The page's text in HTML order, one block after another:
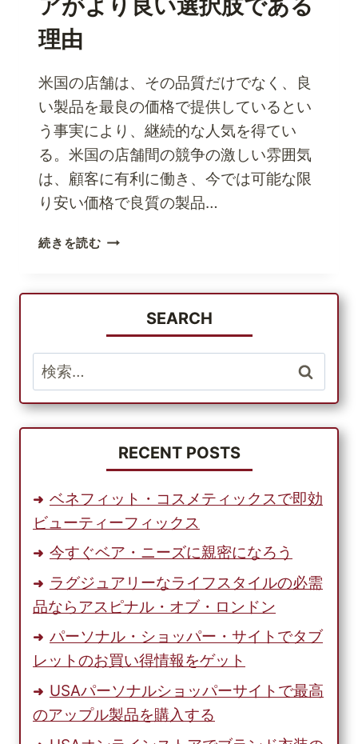
用
い。
「何
を」
で」
「な
ぜ」？
アがより良い選択肢である
理由
米国の店舗は、その品質だけでなく、良
い製品を最良の価格で提供しているとい
う事実により、継続的な人気を得てい
る。米国の店舗間の競争の激しい雰囲気
は、顧客に有利に働き、今では可能な限
り安い価格で良質の製品…
続きを読む米
格
オ
ン
イ
ン
ス
ア
よ
り
良
選
択
で
あ
理
由
SEARCH
検
索:
RECENT POSTS
ベネフィット・コスメティックスで即効
ビューティーフィックス
今すぐベア・ニーズに親密になろう
ラグジュアリーなライフスタイルの必需
品ならアスピナル・オブ・ロンドン
パーソナル・ショッパー・サイトでタブ
レットのお買い得情報をゲット
USAパーソナルショッパーサイトで最高
のアップル製品を購入する